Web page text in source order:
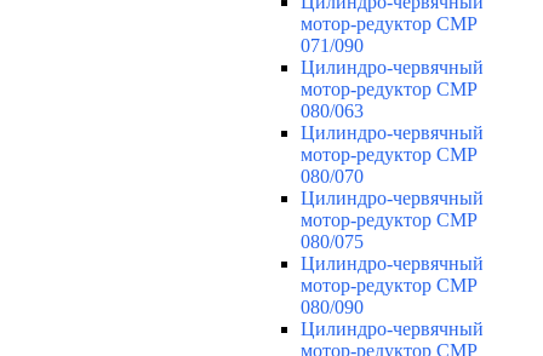
мотор-редуктор CMP
071/090
Цилиндро-червячный
мотор-редуктор CMP
080/063
Цилиндро-червячный
мотор-редуктор CMP
080/070
Цилиндро-червячный
мотор-редуктор CMP
080/075
Цилиндро-червячный
мотор-редуктор CMP
080/090
Цилиндро-червячный
мотор-редуктор CMP